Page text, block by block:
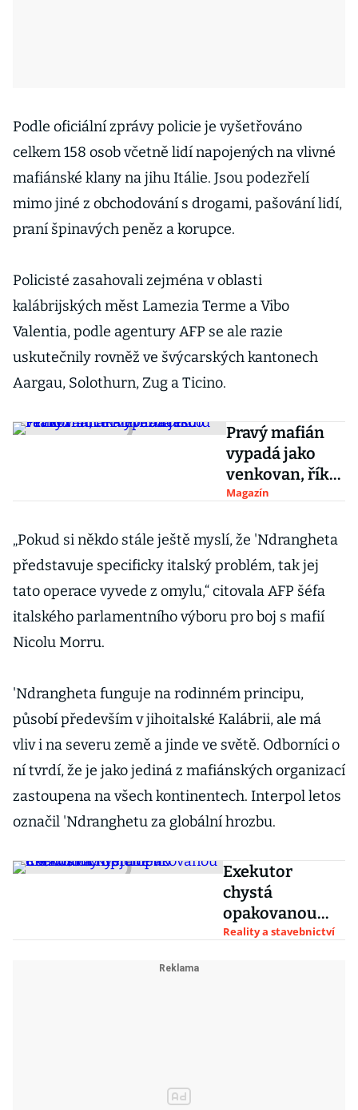
Podle oficiální zprávy policie je vyšetřováno
celkem 158 osob včetně lidí napojených na vlivné
mafiánské klany na jihu Itálie. Jsou podezřelí
mimo jiné z obchodování s drogami, pašování lidí,
praní špinavých peněz a korupce.
Policisté zasahovali zejména v oblasti
kalábrijských měst Lamezia Terme a Vibo
Valentia, podle agentury AFP se ale razie
uskutečnily rovněž ve švýcarských kantonech
Aargau, Solothurn, Zug a Ticino.
Pravý mafián
vypadá jako
venkovan, říká
hvězda filmu
Pierfrancesco
Favino
Magazín
„Pokud si někdo stále ještě myslí, že 'Ndrangheta
představuje specificky italský problém, tak jej
tato operace vyvede z omylu,“ citovala AFP šéfa
italského parlamentního výboru pro boj s mafií
Nicolu Morru.
'Ndrangheta funguje na rodinném principu,
působí především v jihoitalské Kalábrii, ale má
vliv i na severu země a jinde ve světě. Odborníci o
ní tvrdí, že je jako jediná z mafiánských organizací
zastoupena na všech kontinentech. Interpol letos
označil 'Ndranghetu za globální hrozbu.
Exekutor
chystá
opakovanou
dražbu vily
Reality a stavebnictví